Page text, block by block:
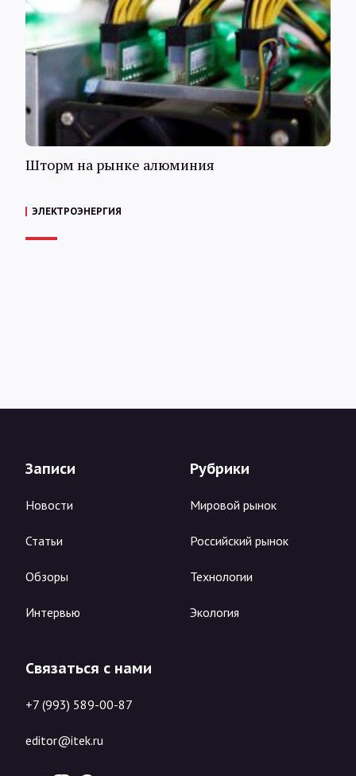
Шторм на рынке алюминия
ЭЛЕКТРОЭНЕРГИЯ
Записи
Новости
Статьи
Обзоры
Интервью
Рубрики
Мировой рынок
Российский рынок
Технологии
Экология
Связаться с нами
+7 (993) 589-00-87
editor@itek.ru